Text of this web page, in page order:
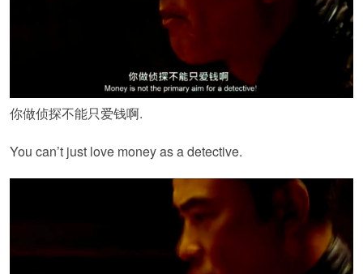
你做侦探不能只爱钱啊.
You can’t just love money as a detective.